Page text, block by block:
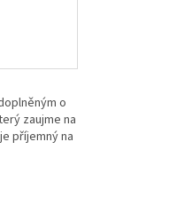
o
zaujme na
příjemný na